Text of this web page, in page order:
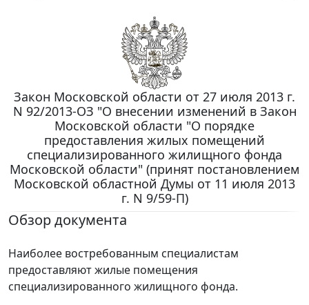
Закон Московской области от 27 июля 2013 г.
N 92/2013-ОЗ "О внесении изменений в Закон
Московской области "О порядке
предоставления жилых помещений
специализированного жилищного фонда
Московской области" (принят постановлением
Московской областной Думы от 11 июля 2013
г. N 9/59-П)
Обзор документа
Наиболее востребованным специалистам
предоставляют жилые помещения
специализированного жилищного фонда.